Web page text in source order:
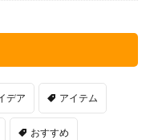
デア アイテム
おすすめ